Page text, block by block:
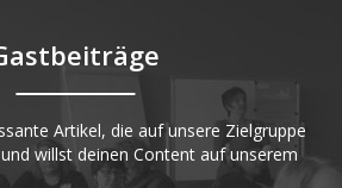
Artikel, die auf unsere Zielgruppe
willst deinen Content auf unserem